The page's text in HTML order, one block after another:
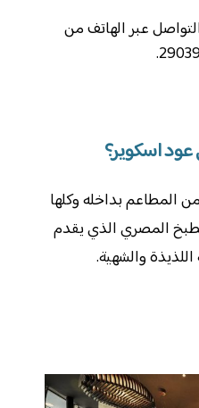
عبر الهاتف من
اسكوير؟
المطاعم بداخله وكلها
المصري الذي يقدم
والشهية.